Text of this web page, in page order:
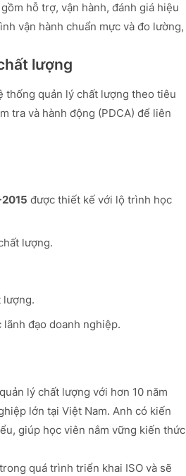
hỗ trợ, vận hành, đánh giá hiệu
vận hành chuẩn mực và đo lường,
lượng
thống quản lý chất lượng theo tiêu
tra và hành động (PDCA) để liên
được thiết kế với lộ trình học
lượng.
lượng.
đạo doanh nghiệp.
lý chất lượng với hơn 10 năm
lớn tại Việt Nam. Anh có kiến
giúp học viên nắm vững kiến thức
quá trình triển khai ISO và sẽ